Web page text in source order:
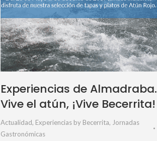
Experiencias de Almadraba.
Vive el atún, ¡Vive Becerrita!
Actualidad, Experiencias by Becerrita, Jornadas
Gastronómicas